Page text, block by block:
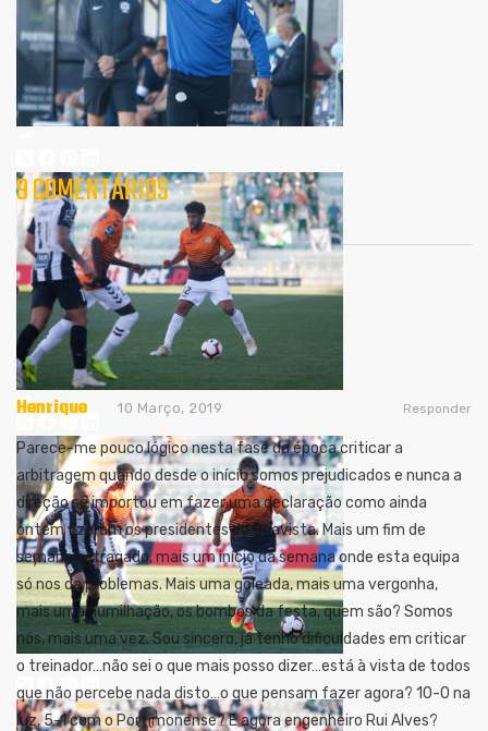
9 COMENTÁRIOS
Henrique 10 Março, 2019
Parece-me pouco lógico nesta fase da época criticar a
arbitragem quando desde o início somos prejudicados e nunca a
direção se importou em fazer uma declaração como ainda
ontem fizeram os presidentes do Boavista. Mais um fim de
semana estragado, mais um início da semana onde esta equipa
só nos da problemas. Mais uma goleada, mais uma vergonha,
mais uma humilhação, os bombos da festa, quem são? Somos
nós, mais uma vez. Sou sincero, já tenho dificuldades em criticar
o treinador…não sei o que mais posso dizer…está à vista de todos
que não percebe nada disto…o que pensam fazer agora? 10-0 na
luz, 5-1 com o Portimonense? E agora engenheiro Rui Alves?
Responder